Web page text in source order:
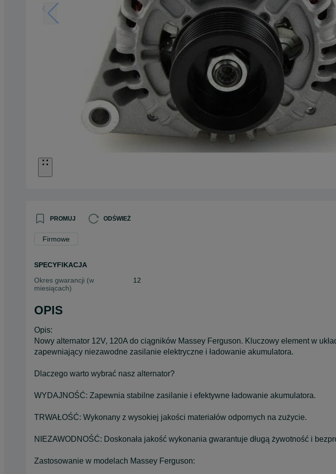
PROMUJ ODŚWIEŻ
Firmowe
SPECYFIKACJA
Okres gwarancji (w
miesiącach)
12
OPIS
Opis:
Nowy alternator 12V, 120A do ciągników Massey Ferguson. Kluczowy element w
zapewniający niezawodne zasilanie elektryczne i ładowanie akumulatora.
Dlaczego warto wybrać nasz alternator?
WYDAJNOŚĆ: Zapewnia stabilne zasilanie i efektywne ładowanie akumulatora.
TRWAŁOŚĆ: Wykonany z wysokiej jakości materiałów odpornych na zużycie.
NIEZAWODNOŚĆ: Doskonała jakość wykonania gwarantuje długą żywotność i
Zastosowanie w modelach Massey Ferguson: